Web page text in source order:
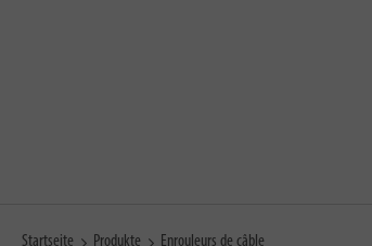
Startseite Produkte Enrouleurs de câble